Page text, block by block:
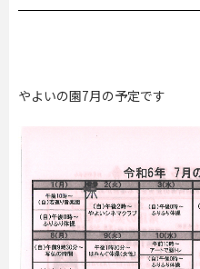
やよいの園7月の予定です